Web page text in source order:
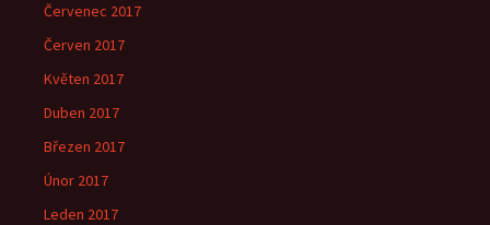
Červenec 2017
Červen 2017
Květen 2017
Duben 2017
Březen 2017
Únor 2017
Leden 2017